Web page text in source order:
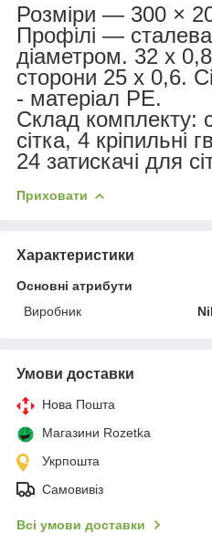
Розміри — 300 ×
Профілі —
діаметром. 32 x
сторони 25 x 0,6.
- матеріал PE.
Склад комплекту:
сітка, 4 кріпильні
24 затискачі для
Приховати
Характеристики
Основні атрибути
Виробник
Умови доставки
Нова Пошта
Магазини Rozetka
Укрпошта
Самовивіз
Всі умови доставки